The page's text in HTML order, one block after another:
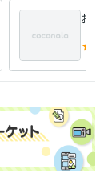
お客
アイ